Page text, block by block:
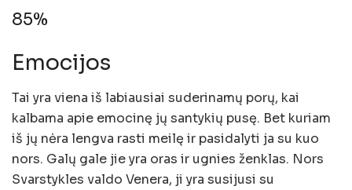
85%
Emocijos
Tai yra viena iš labiausiai suderinamų porų, kai
kalbama apie emocinę jų santykių pusę. Bet kuriam
iš jų nėra lengva rasti meilę ir pasidalyti ja su kuo
nors. Galų gale jie yra oras ir ugnies ženklas. Nors
Svarstykles valdo Venera, ji yra susijusi su